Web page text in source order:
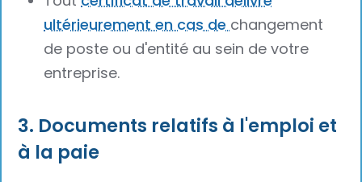
ultérieurement en cas de changement
de poste ou d'entité au sein de votre
entreprise.
3. Documents relatifs à l'emploi et
à la paie